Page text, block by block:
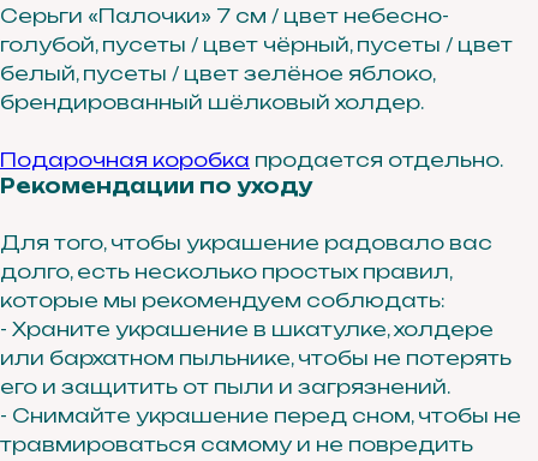
Серьги «Палочки» 7 см / цвет небесно-
голубой, пусеты / цвет чёрный, пусеты / цвет
белый, пусеты / цвет зелёное яблоко,
брендированный шёлковый холдер.
Подарочная коробка продается отдельно.
Рекомендации по уходу
Для того, чтобы украшение радовало вас
долго, есть несколько простых правил,
которые мы рекомендуем соблюдать:
- Храните украшение в шкатулке, холдере
или бархатном пыльнике, чтобы не потерять
его и защитить от пыли и загрязнений.
- Снимайте украшение перед сном, чтобы не
травмироваться самому и не повредить